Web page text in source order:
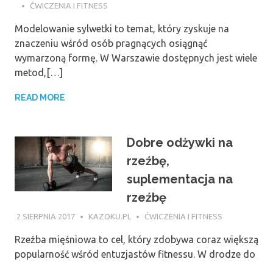
ĆWICZENIA I FITNESS
Modelowanie sylwetki to temat, który zyskuje na
znaczeniu wśród osób pragnących osiągnąć
wymarzoną formę. W Warszawie dostępnych jest wiele
metod,[…]
READ MORE
Dobre odżywki na
rzeźbę,
suplementacja na
rzeźbę
2 SIERPNIA 2017 KAZOKU.PL ĆWICZENIA I FITNESS
Rzeźba mięśniowa to cel, który zdobywa coraz większą
popularność wśród entuzjastów fitnessu. W drodze do